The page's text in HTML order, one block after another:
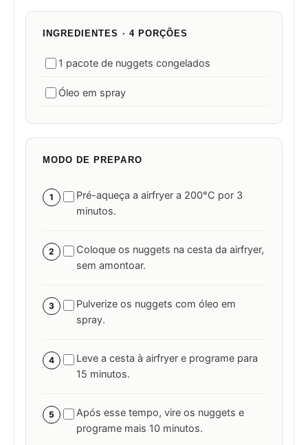
INGREDIENTES · 4 PORÇÕES
1 pacote de nuggets congelados
Óleo em spray
MODO DE PREPARO
1
Pré-aqueça a airfryer a 200°C por 3
minutos.
2
Coloque os nuggets na cesta da airfryer,
sem amontoar.
3
Pulverize os nuggets com óleo em
spray.
4
Leve a cesta à airfryer e programe para
15 minutos.
5
Após esse tempo, vire os nuggets e
programe mais 10 minutos.